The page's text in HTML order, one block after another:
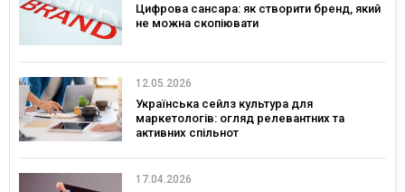
Цифрова сансара: як створити бренд, який
не можна скопіювати
12.05.2026
Українська сейлз культура для
маркетологів: огляд релевантних та
активних спільнот
17.04.2026